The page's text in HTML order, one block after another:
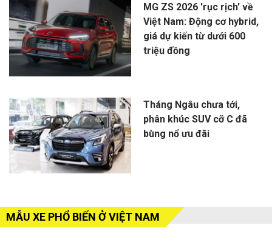
MG ZS 2026 'rục rịch' về
Việt Nam: Động cơ hybrid,
giá dự kiến từ dưới 600
triệu đồng
Tháng Ngâu chưa tới,
phân khúc SUV cỡ C đã
bùng nổ ưu đãi
MẪU XE PHỔ BIẾN Ở VIỆT NAM